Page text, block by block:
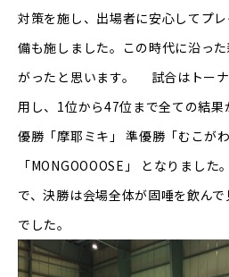
対策を施し、出場者に安心してプ
備も施しました。この時代に沿っ
がったと思います。 試合はトー
用し、1位から47位まで全ての結
優勝「摩耶ミキ」 準優勝「むこが
「MONGOOOOSE」 となりまし
で、決勝は会場全体が固唾を飲ん
でした。